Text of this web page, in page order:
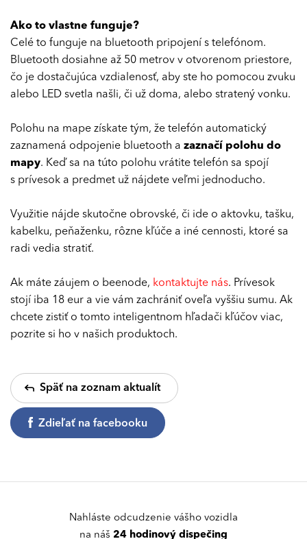
Ako to vlastne funguje?
Celé to funguje na bluetooth pripojení s telefónom.
Bluetooth dosiahne až 50 metrov v otvorenom priestore,
čo je dostačujúca vzdialenosť, aby ste ho pomocou zvuku
alebo LED svetla našli, či už doma, alebo stratený vonku.
Polohu na mape získate tým, že telefón automatický
zaznamená odpojenie bluetooth a zaznačí polohu do
mapy. Keď sa na túto polohu vrátite telefón sa spojí
s prívesok a predmet už nájdete veľmi jednoducho.
Využitie nájde skutočne obrovské, či ide o aktovku, tašku,
kabelku, peňaženku, rôzne kľúče a iné cennosti, ktoré sa
radi vedia stratiť.
Ak máte záujem o beenode, kontaktujte nás. Prívesok
stojí iba 18 eur a vie vám zachrániť oveľa vyššiu sumu. Ak
chcete zistiť o tomto inteligentnom hľadači kľúčov viac,
pozrite si ho v našich produktoch.
Späť na zoznam aktualít
Zdieľať na facebooku
Nahláste odcudzenie vášho vozidla
na náš 24 hodinový dispečing